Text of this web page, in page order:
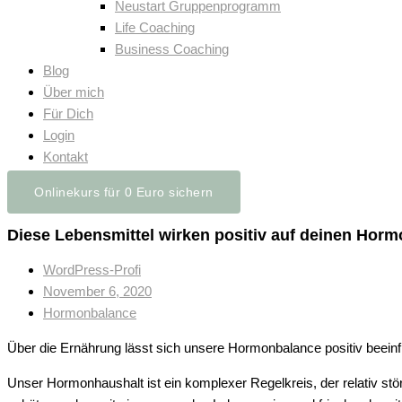
Neustart Gruppenprogramm
Life Coaching
Business Coaching
Blog
Über mich
Für Dich
Login
Kontakt
Onlinekurs für 0 Euro sichern
Diese Lebensmittel wirken positiv auf deinen
WordPress-Profi
November 6, 2020
Hormonbalance
Über die Ernährung lässt sich unsere Hormonbalance positiv
Unser Hormonhaushalt ist ein komplexer Regelkreis, der relativ